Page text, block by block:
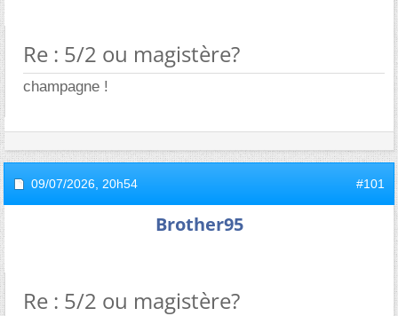
Re : 5/2 ou magistère?
champagne !
09/07/2026, 20h54 #101
Brother95
Re : 5/2 ou magistère?